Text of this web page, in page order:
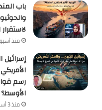
باب
باب
منذ
إسرائيل
رسم
الأوسط؟
منذ 3 أسابيع